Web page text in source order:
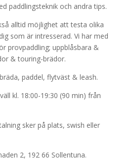
paddlingsteknik och andra tips.
alltid möjlighet att testa olika
som är intresserad. Vi har med
provpaddling; uppblåsbara &
& touring-brädor.
paddel, flytväst & leash.
kl. 18:00-19:30 (90 min) från
sker på plats, swish eller
2, 192 66 Sollentuna.